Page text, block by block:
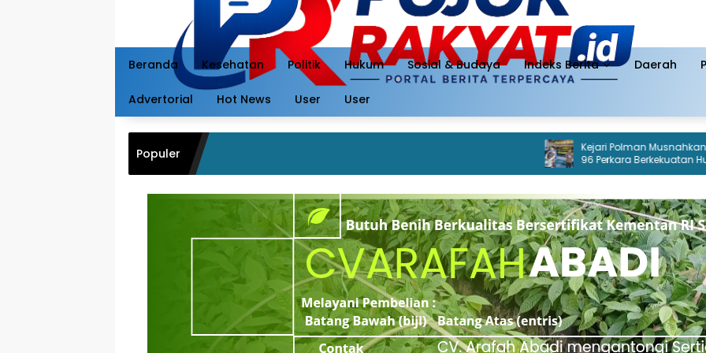
Beranda Kesehatan Politik Hukum Sosial & Budaya Indeks Berita Daerah
Advertorial Hot News User User
Populer
Kejari Polman Musnahkan Barang
96 Perkara Berkekuatan Hukum